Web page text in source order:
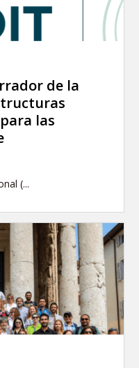
de la
las
(...